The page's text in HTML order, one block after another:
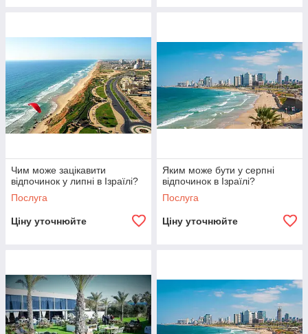
Чим може зацікавити
відпочинок у липні в Ізраїлі?
Послуга
Ціну уточнюйте
Яким може бути у серпні
відпочинок в Ізраїлі?
Послуга
Ціну уточнюйте